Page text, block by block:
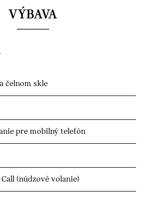
VÝBAVA
čelnom skle
pre mobilný telefón
(núdzové volanie)